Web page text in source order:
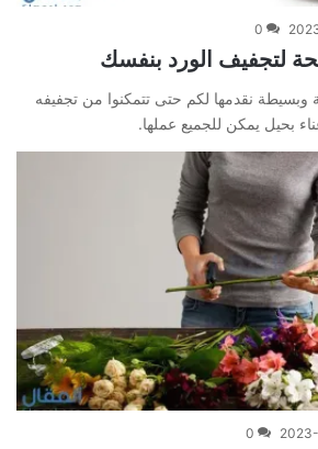
0
لتجفيف الورد بنفسك
نقدمها لكم حتى تتمكنوا من تجفيفه
بحيل يمكن للجميع عملها.
0